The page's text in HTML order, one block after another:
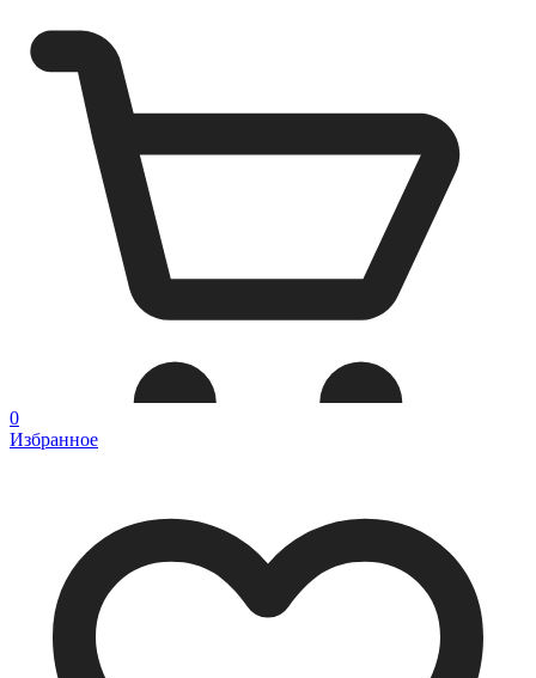
0
Избранное